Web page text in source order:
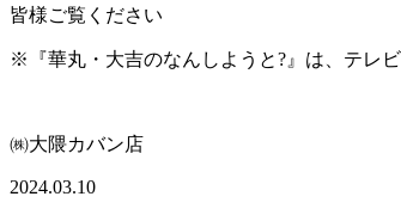
皆様ご覧ください
※『華丸・大吉のなんしようと?』は、テレ
㈱大隈カバン店
2024.03.10